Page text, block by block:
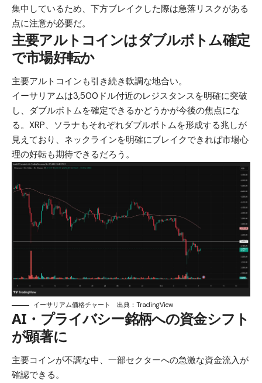
集中しているため、下方ブレイクした際は急落リスクがある
点に注意が必要だ。
主要アルトコインはダブルボトム確定
で市場好転か
主要アルトコインも引き続き軟調な地合い。
イーサリアムは3,500ドル付近のレジスタンスを明確に突破
し、ダブルボトムを確定できるかどうかが今後の焦点にな
る。 XRP、 ソラナ もそれぞれダブルボトムを形成する兆しが
見えており、ネックラインを明確にブレイクできれば市場心
理の好転も期待できるだろう。
イーサリアム価格チャート 出典：TradingView
AI・プライバシー銘柄への資金シフト
が顕著に
主要コインが不調な中、一部セクターへの急激な資金流入が
確認できる。